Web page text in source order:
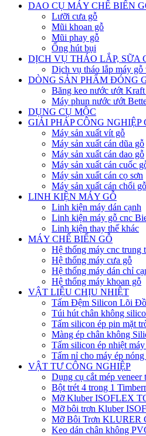
DAO CỤ MÁY CHẾ BIẾN
Lưỡi cưa gỗ
Mũi khoan gỗ
Mũi phay gỗ
Ống hút bụi
DỊCH VỤ THÁO LẮP, SỮA
Dịch vụ tháo lắp máy gỗ
DÒNG SẢN PHẨM ĐÓNG
Băng keo nước ướt
Máy phun nước ướt
DỤNG CỤ MỘC
GIẢI PHÁP CÔNG NGHIỆP
Máy sản xuất vít gỗ
Máy sản xuất cán dũa gỗ
Máy sản xuất cán dao gỗ
Máy sản xuất cán cuốc
Máy sản xuất cán cọ sơn
Máy sản xuất cán chổi gỗ
LINH KIỆN MÁY GỖ
Linh kiện máy dán cạnh
Linh kiện máy gỗ cnc
Linh kiện thay thế khác
MÁY CHẾ BIẾN GỖ
Hệ thống máy cnc trung
Hệ thống máy cưa gỗ
Hệ thống máy dán chỉ
Hệ thống máy khoan gỗ
VẬT LIỆU CHỊU NHIỆT
Tấm Đệm Silicon Lõi
Túi hút chân không
Tấm silicon ép pin mặt
Màng ép chân không
Tấm silicon ép nhiệt
Tấm nỉ cho máy ép nóng
VẬT TƯ CÔNG NGHIỆP
Dụng cụ cắt mép veneer
Bột trét 4 trong 1
Mỡ Kluber ISOFLEX
Mỡ bôi trơn Kluber
Mỡ Bôi Trơn KLURER
Keo dán chân không